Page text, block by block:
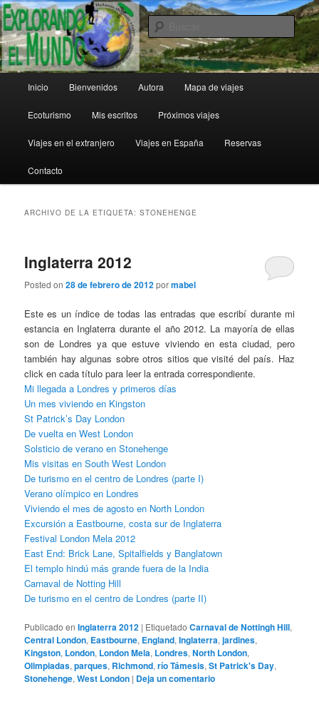
Ir
al
contenido
principal
Ir
al
contenido
secundarioExplorando el Mundo
principal
Inicio Bienvenidos Autora Mapa de viajes
Ecoturismo Mis escritos Próximos viajes
Viajes en el extranjero Viajes en España Reservas
Contacto
ARCHIVO DE LA ETIQUETA:STONEHENGE
Inglaterra 2012
Posted on28 de febrero de 2012pormabel
Este es un índice de todas las entradas que escribí durante mi
estancia en Inglaterra durante el año 2012. La mayoría de ellas
son de Londres ya que estuve viviendo en esta ciudad, pero
también hay algunas sobre otros sitios que visité del país. Haz
click en cada título para leer la entrada correspondiente.
Mi llegada a Londres y primeros días
Un mes viviendo en Kingston
St Patrick’s Day London
De vuelta en West London
Solsticio de verano en Stonehenge
Mis visitas en South West London
De turismo en el centro de Londres (parte I)
Verano olímpico en Londres
Viviendo el mes de agosto en North London
Excursión a Eastbourne, costa sur de Inglaterra
Festival London Mela 2012
East End: Brick Lane, Spitalfields y Banglatown
El templo hindú más grande fuera de la India
Carnaval de Notting Hill
De turismo en el centro de Londres (parte II)
Publicado en Inglaterra 2012 | Etiquetado Carnaval de Nottingh Hill,
Central London, Eastbourne, England,Inglaterra,jardines,
Kingston, London, London Mela, Londres,North London,
Olimpiadas,parques, Richmond,río Támesis,St Patrick's Day,
Stonehenge,West London | Deja un comentario